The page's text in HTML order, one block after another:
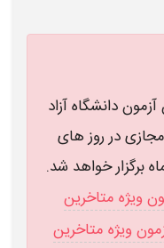
دانشگاه آزاد
به صورت مجازی در روز های
ویژه متاخرین
ویژه متاخرین